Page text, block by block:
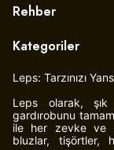
Rehber
Kategoriler
Leps: Tarzınızı
Leps olarak, şık
gardırobunu
ile her zevke ve
bluzlar, tişörtler,